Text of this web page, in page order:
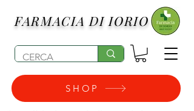
FARMACIA DI IORIO
SHOP